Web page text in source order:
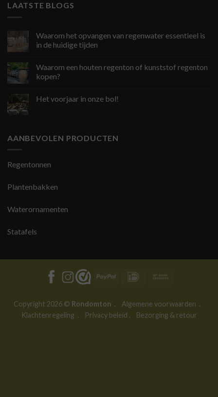
LAATSTE BLOGS
Waarom het opvangen van regenwater essentieel is
in de huidige tijden
Waarom een houten regenton of kunststof regenton
kopen?
Het voorjaar in onze bol!
AANBEVOLEN PRODUCTEN
Regentonnen
Plantenbakken
Waterornamenten
Statafels
PayPal IDeal
Copyright 2026 © Rondomton . Algemene voorwaarden .
Klachtenregeling . Privacy beleid . Bezorging & retour